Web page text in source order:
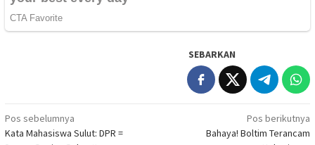
SEBARKAN
Navigasi
pos
Pos sebelumnya
Kata Mahasiswa Sulut: DPR =
Pos berikutnya
Bahaya! Boltim Terancam